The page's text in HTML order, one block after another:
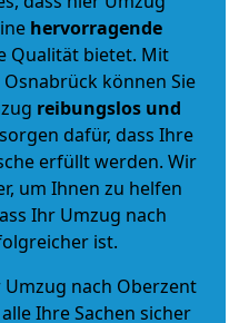
hervorragende
Qualität bietet. Mit
können Sie
reibungslos und
dafür, dass Ihre
erfüllt werden. Wir
um Ihnen zu helfen
Ihr Umzug nach
ist.
nach Oberzent
Ihre Sachen sicher